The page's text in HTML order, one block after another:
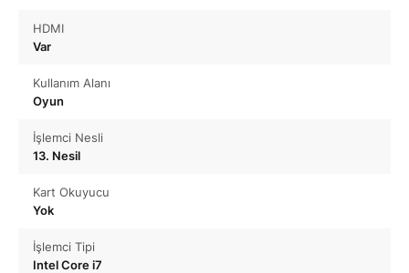
HDMI
Var
Kullanım Alanı
Oyun
İşlemci Nesli
13. Nesil
Kart Okuyucu
Yok
İşlemci Tipi
Intel Core i7